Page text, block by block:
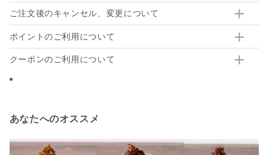
ご注文後のキャンセル、変更について
ポイントのご利用について
クーポンのご利用について
あなたへのオススメ